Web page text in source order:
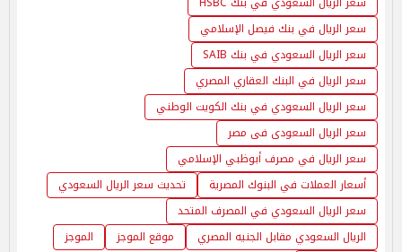
سعر الريال في بنك فيصل الإسلامي
سعر الريال السعودي في بنك SAIB
سعر الريال في البنك العقاري المصري
سعر الريال السعودي في بنك الكويت الوطني
سعر الريال السعودى فى مصر
سعر الريال في مصرف أبوظبي الإسلامي
أسعار العملات في البنوك المصرية
تحديث سعر الريال السعودي
سعر الريال السعودي في المصرف المتحد
الريال السعودي مقابل الجنيه المصري
موقع الموجز
الموجز